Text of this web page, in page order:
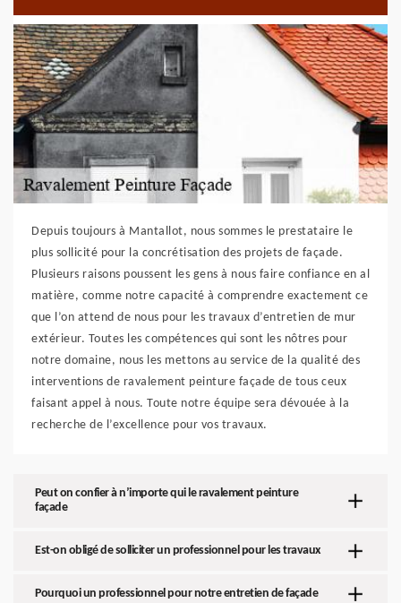
Depuis toujours à Mantallot, nous sommes le prestataire le
plus sollicité pour la concrétisation des projets de façade.
Plusieurs raisons poussent les gens à nous faire confiance en al
matière, comme notre capacité à comprendre exactement ce
que l’on attend de nous pour les travaux d’entretien de mur
extérieur. Toutes les compétences qui sont les nôtres pour
notre domaine, nous les mettons au service de la qualité des
interventions de ravalement peinture façade de tous ceux
faisant appel à nous. Toute notre équipe sera dévouée à la
recherche de l’excellence pour vos travaux.
Peut on confier à n’importe qui le ravalement peinture
façade
Est-on obligé de solliciter un professionnel pour les travaux
Pourquoi un professionnel pour notre entretien de façade